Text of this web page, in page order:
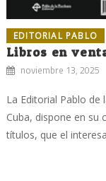
EDITORIAL PABLO
Libros en
noviembre 13, 2025
La Editorial Pablo de
Cuba, dispone en su
títulos, que el